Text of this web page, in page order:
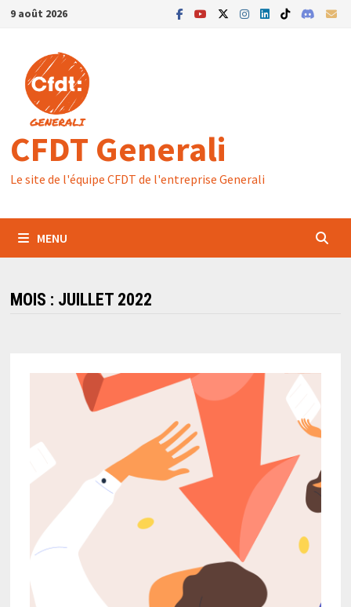
Passer
contenu
9 août 2026
CFDT Generali
Le site de l'équipe CFDT de l'entreprise Generali
MENU
MOIS : JUILLET 2022